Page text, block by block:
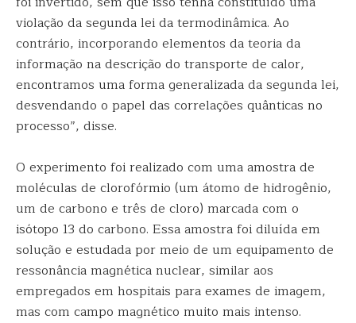
violação da segunda lei da termodinâmica. Ao
contrário, incorporando elementos da teoria da
informação na descrição do transporte de calor,
encontramos uma forma generalizada da segunda lei,
desvendando o papel das correlações quânticas no
processo”, disse.
O experimento foi realizado com uma amostra de
moléculas de clorofórmio (um átomo de hidrogênio,
um de carbono e três de cloro) marcada com o
isótopo 13 do carbono. Essa amostra foi diluída em
solução e estudada por meio de um equipamento de
ressonância magnética nuclear, similar aos
empregados em hospitais para exames de imagem,
mas com campo magnético muito mais intenso.